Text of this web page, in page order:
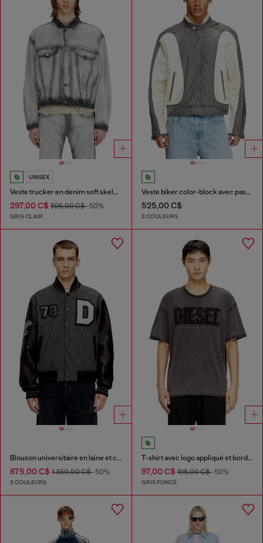
UNISEX
Veste trucker en denim soft skeleton
297,00 C$ 595,00 C$-50%
GRIS CLAIR
Veste biker color-block avec passepoil
525,00 C$
2 COULEURS
Blouson universitaire en laine et cuir
675,00 C$ 1.350,00 C$-50%
2 COULEURS
T-shirt avec logo appliqué et bord brut
97,00 C$195,00 C$-50%
GRIS FONCÉ